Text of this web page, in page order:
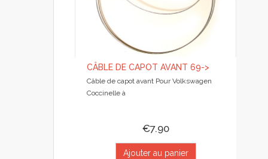
CÂBLE DE CAPOT AVANT 69->
Câble de capot avant Pour Volkswagen
Coccinelle à
€7.90
Ajouter au panier